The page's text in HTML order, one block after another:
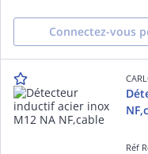
Connectez-vous
Réf